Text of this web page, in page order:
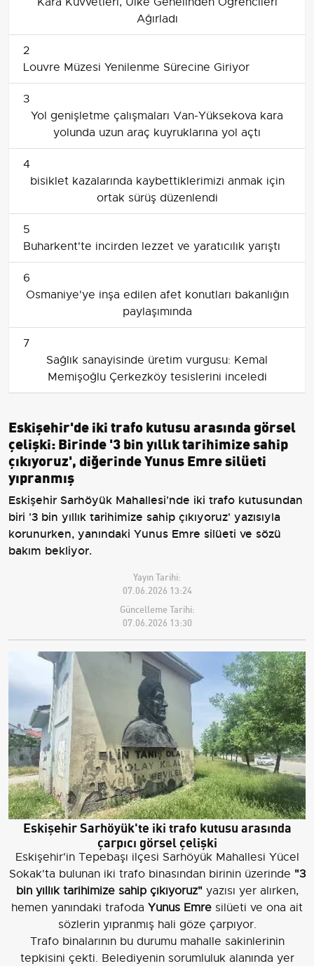
Ağırladı
2
Louvre Müzesi Yenilenme Sürecine Giriyor
3
Yol genişletme çalışmaları Van-Yüksekova kara
yolunda uzun araç kuyruklarına yol açtı
4
bisiklet kazalarında kaybettiklerimizi anmak için
ortak sürüş düzenlendi
5
Buharkent'te incirden lezzet ve yaratıcılık yarıştı
6
Osmaniye'ye inşa edilen afet konutları bakanlığın
paylaşımında
7
Sağlık sanayisinde üretim vurgusu: Kemal
Memişoğlu Çerkezköy tesislerini inceledi
Eskişehir'de iki trafo kutusu arasında görsel
çelişki: Birinde '3 bin yıllık tarihimize sahip
çıkıyoruz', diğerinde Yunus Emre silüeti
yıpranmış
Eskişehir Sarhöyük Mahallesi'nde iki trafo kutusundan
biri '3 bin yıllık tarihimize sahip çıkıyoruz' yazısıyla
korunurken, yanındaki Yunus Emre silüeti ve sözü
bakım bekliyor.
Yayın Tarihi:
07.06.2026 13:24
Güncelleme Tarihi:
07.06.2026 13:30
Eskişehir Sarhöyük'te iki trafo kutusu arasında
çarpıcı görsel çelişki
Eskişehir'in Tepebaşı ilçesi Sarhöyük Mahallesi Yücel
Sokak'ta bulunan iki trafo binasından birinin üzerinde "3
bin yıllık tarihimize sahip çıkıyoruz"yazısı yer alırken,
hemen yanındaki trafoda Yunus Emre silüeti ve ona ait
sözlerin yıpranmış hali göze çarpıyor.
Trafo binalarının bu durumu mahalle sakinlerinin
tepkisini çekti. Belediyenin sorumluluk alanında yer